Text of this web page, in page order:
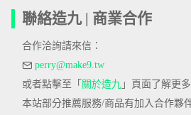
聯絡造九 | 商業合作
合作洽詢請來信：
perry@make9.tw
或者點擊至「 關於造九 」頁面了解更
本站部分推薦服務/商品有加入合作夥